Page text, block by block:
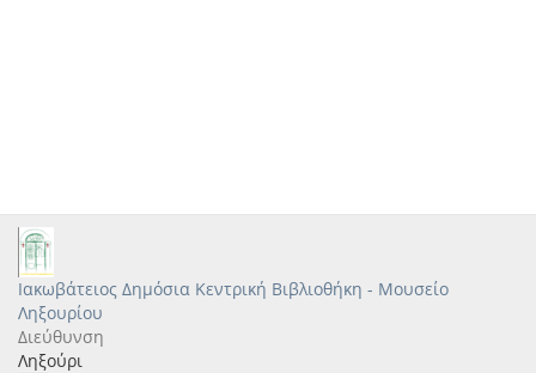
Ιακωβάτειος Δημόσια Κεντρική Βιβλιοθήκη - Μουσείο
Ληξουρίου
Διεύθυνση
Ληξούρι